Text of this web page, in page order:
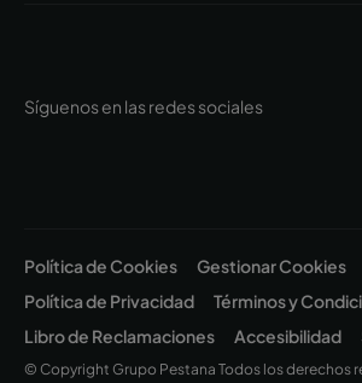
Síguenos en las redes sociales
Política de Cookies
Gestionar Cookies
Política de Privacidad
Términos y
Libro de Reclamaciones
Accesibilidad
© Copyright Grupo Pestana Todos los derechos